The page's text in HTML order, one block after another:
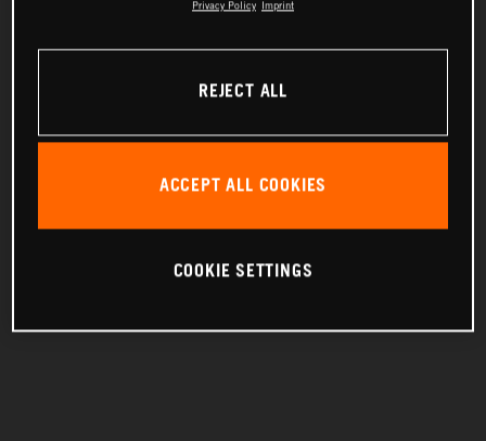
Privacy Policy Imprint
REJECT ALL
ACCEPT ALL COOKIES
COOKIE SETTINGS